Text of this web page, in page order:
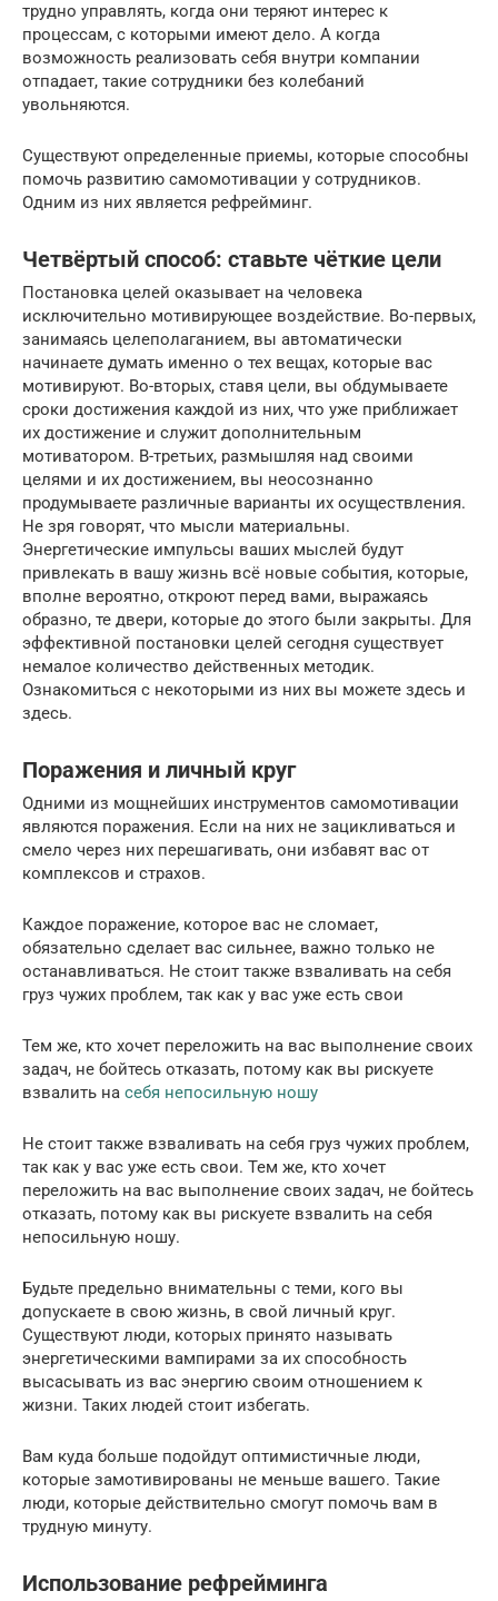
трудно управлять, когда они теряют интерес к
процессам, с которыми имеют дело. А когда
возможность реализовать себя внутри компании
отпадает, такие сотрудники без колебаний
увольняются.
Существуют определенные приемы, которые способны
помочь развитию самомотивации у сотрудников.
Одним из них является рефрейминг.
Четвёртый способ: ставьте чёткие цели
Постановка целей оказывает на человека
исключительно мотивирующее воздействие. Во-первых,
занимаясь целеполаганием, вы автоматически
начинаете думать именно о тех вещах, которые вас
мотивируют. Во-вторых, ставя цели, вы обдумываете
сроки достижения каждой из них, что уже приближает
их достижение и служит дополнительным
мотиватором. В-третьих, размышляя над своими
целями и их достижением, вы неосознанно
продумываете различные варианты их осуществления.
Не зря говорят, что мысли материальны.
Энергетические импульсы ваших мыслей будут
привлекать в вашу жизнь всё новые события, которые,
вполне вероятно, откроют перед вами, выражаясь
образно, те двери, которые до этого были закрыты. Для
эффективной постановки целей сегодня существует
немалое количество действенных методик.
Ознакомиться с некоторыми из них вы можете здесь и
здесь.
Поражения и личный круг
Одними из мощнейших инструментов самомотивации
являются поражения. Если на них не зацикливаться и
смело через них перешагивать, они избавят вас от
комплексов и страхов.
Каждое поражение, которое вас не сломает,
обязательно сделает вас сильнее, важно только не
останавливаться. Не стоит также взваливать на себя
груз чужих проблем, так как у вас уже есть свои
Тем же, кто хочет переложить на вас выполнение своих
задач, не бойтесь отказать, потому как вы рискуете
взвалить на себя непосильную ношу
Не стоит также взваливать на себя груз чужих проблем,
так как у вас уже есть свои. Тем же, кто хочет
переложить на вас выполнение своих задач, не бойтесь
отказать, потому как вы рискуете взвалить на себя
непосильную ношу.
Будьте предельно внимательны с теми, кого вы
допускаете в свою жизнь, в свой личный круг.
Существуют люди, которых принято называть
энергетическими вампирами за их способность
высасывать из вас энергию своим отношением к
жизни. Таких людей стоит избегать.
Вам куда больше подойдут оптимистичные люди,
которые замотивированы не меньше вашего. Такие
люди, которые действительно смогут помочь вам в
трудную минуту.
Использование рефрейминга